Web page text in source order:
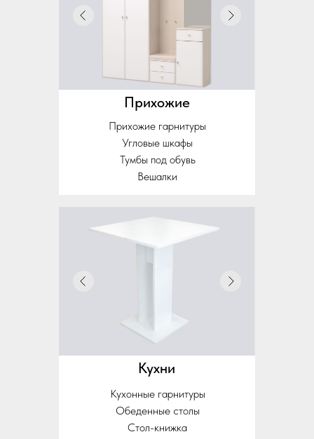
Кухни
Кухонные гарнитуры
Обеденные столы
Стол-книжка
Прихожие
Прихожие гарнитуры
Угловые шкафы
Тумбы под обувь
Вешалки